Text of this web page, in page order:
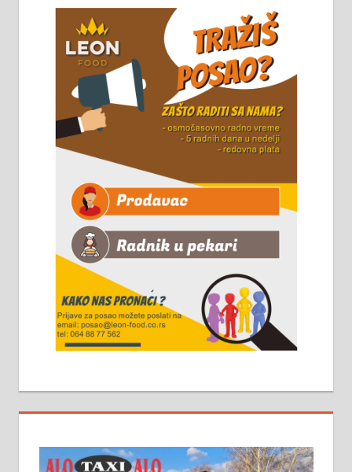
информација доћи лично на
стовариште у улици Максима
Горког 26 сваког радног дана од
8 до 15 часова. 063/465-045
Чистим све врсте димњака.
061/32-13-445